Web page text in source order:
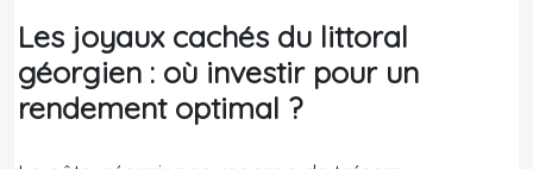
Les joyaux cachés du littoral
géorgien : où investir pour un
rendement optimal ?